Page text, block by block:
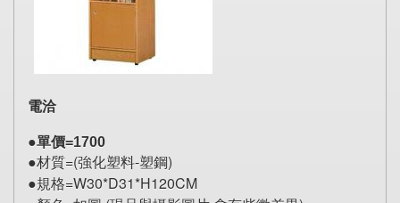
電洽
●單價=1700
●材質=(強化塑料-塑鋼)
●規格=W30*D31*H120CM